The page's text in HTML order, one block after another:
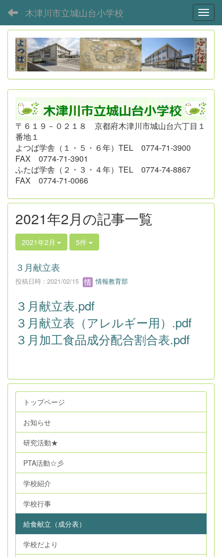
木津川市立城山台小学校
〒６１９－０２１８ 京都府木津川市城山台六丁目１
番地１
よつば学舎（１・５・６年） TEL 0774-71-3900
FAX 0774-71-3901
ふたば学舎（２・３・４年） TEL 0774-74-8867
FAX 0774-71-0066
2021年2月の記事一覧
2021年2月 5件
３月献立表
投稿日時 : 2021/02/15 情報教育部
３月献立表.pdf
３月献立表（アレルギー用）.pdf
３月加工食品成分配合割合表.pdf
トップページ
お知らせ
研究活動★
PTA活動☆彡
学校紹介
学校行事
給食献立（成分表）
学校だより